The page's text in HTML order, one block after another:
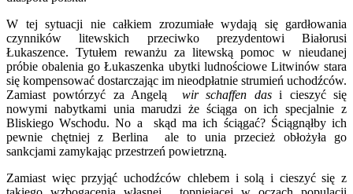
W tej sytuacji nie całkiem zrozumiałe wydają się gardłowania
czynników litewskich przeciwko prezydentowi Białorusi
Łukaszence. Tytułem rewanżu za litewską pomoc w nieudanej
próbie obalenia go Łukaszenka ubytki ludnościowe Litwinów stara
się kompensować dostarczając im nieodpłatnie strumień uchodźców.
Zamiast powtórzyć za Angelą wir schaffen dasi cieszyć się
nowymi nabytkami unia marudzi że ściąga on ich specjalnie z
Bliskiego Wschodu. No a skąd ma ich ściągać? Ściągnąłby ich
pewnie chętniej z Berlina ale to unia przecież obłożyła go
sankcjami zamykając przestrzeń powietrzną.
Zamiast więc przyjąć uchodźców chlebem i solą i cieszyć się z